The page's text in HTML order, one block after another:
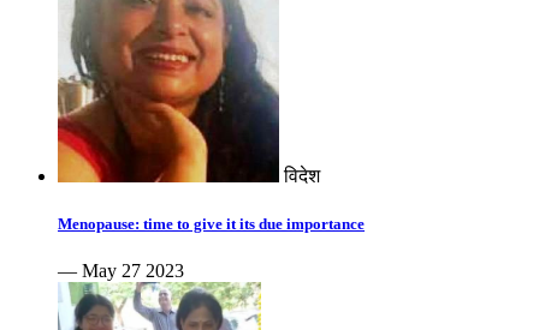
विदेश
Menopause: time to give it its due importance
— May 27 2023